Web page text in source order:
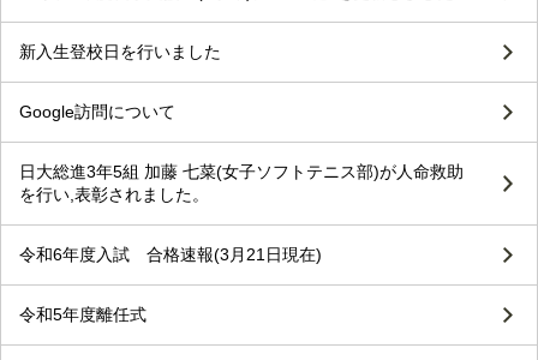
新入生登校日を行いました
Google訪問について
日大総進3年5組 加藤 七菜(女子ソフトテニス部)が人命救助
を行い,表彰されました。
令和6年度入試 合格速報(3月21日現在)
令和5年度離任式